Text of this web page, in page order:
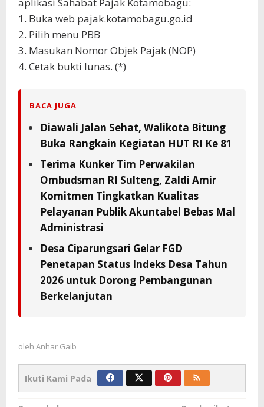
aplikasi Sahabat Pajak Kotamobagu:
1. Buka web pajak.kotamobagu.go.id
2. Pilih menu PBB
3. Masukan Nomor Objek Pajak (NOP)
4. Cetak bukti lunas. (*)
BACA JUGA
Diawali Jalan Sehat, Walikota Bitung
Buka Rangkain Kegiatan HUT RI Ke 81
Terima Kunker Tim Perwakilan
Ombudsman RI Sulteng, Zaldi Amir
Komitmen Tingkatkan Kualitas
Pelayanan Publik Akuntabel Bebas Mal
Administrasi
Desa Ciparungsari Gelar FGD
Penetapan Status Indeks Desa Tahun
2026 untuk Dorong Pembangunan
Berkelanjutan
oleh Anhar Gaib
Ikuti Kami Pada